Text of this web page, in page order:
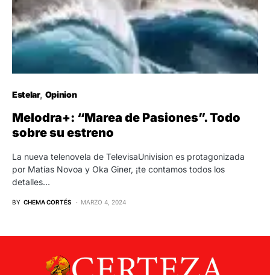
Estelar Opinion
Melodra+: “Marea de Pasiones”. Todo
sobre su estreno
La nueva telenovela de TelevisaUnivision es protagonizada
por Matías Novoa y Oka Giner, ¡te contamos todos los
detalles…
BY CHEMA CORTÉS MARZO 4, 2024